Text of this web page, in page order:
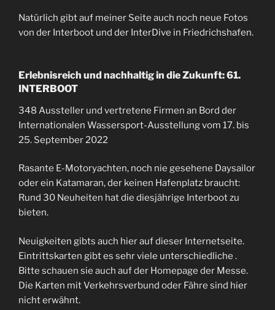
Natürlich gibt auf meiner Seite auch noch neue Fotos
von der Interboot und der InterDive in Friedrichshafen.
Erlebnisreich und nachhaltig in die Zukunft: 61.
INTERBOOT
348 Aussteller und vertretene Firmen an Bord der
Internationalen Wassersport-Ausstellung vom 17. bis
25. September 2022
Rasante E-Motoryachten, noch nie gesehene Daysailor
oder ein Katamaran, der keinen Hafenplatz braucht:
Rund 30 Neuheiten hat die diesjährige Interboot zu
bieten.
Neuigkeiten gibts auch hier auf dieser Internetseite.
Eintrittskarten gibt es sehr viele unterschiedliche .
Bitte schauen sie auch auf der Homepage der Messe.
Die Karten mit Verkehrsverbund oder Fähre sind hier
nicht erwähnt.